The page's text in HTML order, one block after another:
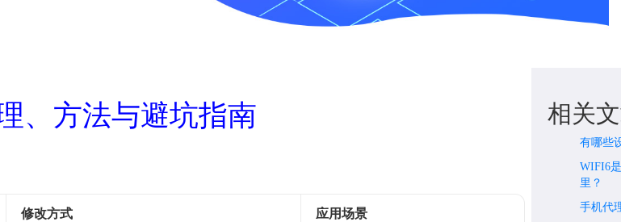
、方法与避坑指南
修改方式 应用场景
相关
有哪些
WIFI6
里？
手机代